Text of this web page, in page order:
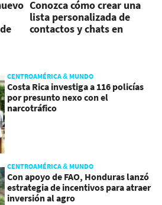
Conozca cómo crear una
lista personalizada de
contactos y chats en
CENTROAMÉRICA & MUNDO
Costa Rica investiga a 116 policías
por presunto nexo con el
narcotráfico
CENTROAMÉRICA & MUNDO
Con apoyo de FAO, Honduras lanzó
estrategia de incentivos para atraer
inversión al agro